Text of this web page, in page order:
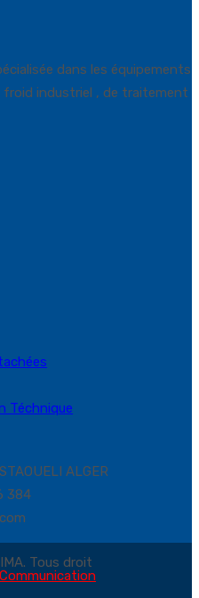
dans les équipements
industriel , de traitement
Téchnique
ALGER
384
Tous droit